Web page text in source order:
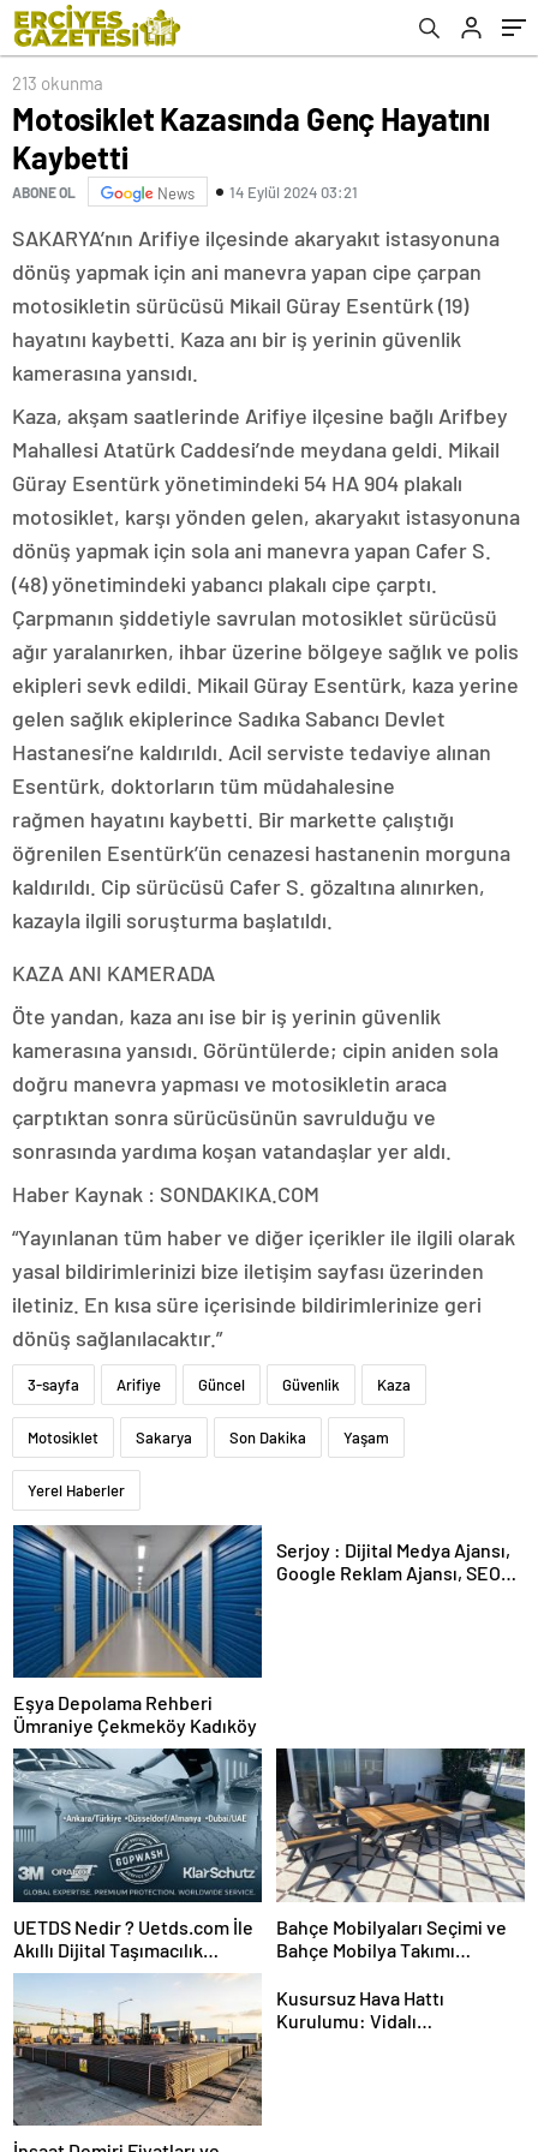
213 okunma
Motosiklet Kazasında Genç Hayatını
Kaybetti
ABONE OL News 14 Eylül 2024 03:21
SAKARYA’nın Arifiye ilçesinde akaryakıt istasyonuna
dönüş yapmak için ani manevra yapan cipe çarpan
motosikletin sürücüsü Mikail Güray Esentürk (19)
hayatını kaybetti. Kaza anı bir iş yerinin güvenlik
kamerasına yansıdı.
Kaza, akşam saatlerinde Arifiye ilçesine bağlı Arifbey
Mahallesi Atatürk Caddesi’nde meydana geldi. Mikail
Güray Esentürk yönetimindeki 54 HA 904 plakalı
motosiklet, karşı yönden gelen, akaryakıt istasyonuna
dönüş yapmak için sola ani manevra yapan Cafer S.
(48) yönetimindeki yabancı plakalı cipe çarptı.
Çarpmanın şiddetiyle savrulan motosiklet sürücüsü
ağır yaralanırken, ihbar üzerine bölgeye sağlık ve polis
ekipleri sevk edildi. Mikail Güray Esentürk, kaza yerine
gelen sağlık ekiplerince Sadıka Sabancı Devlet
Hastanesi’ne kaldırıldı. Acil serviste tedaviye alınan
Esentürk, doktorların tüm müdahalesine
rağmen hayatını kaybetti. Bir markette çalıştığı
öğrenilen Esentürk’ün cenazesi hastanenin morguna
kaldırıldı. Cip sürücüsü Cafer S. gözaltına alınırken,
kazayla ilgili soruşturma başlatıldı.
KAZA ANI KAMERADA
Öte yandan, kaza anı ise bir iş yerinin güvenlik
kamerasına yansıdı. Görüntülerde; cipin aniden sola
doğru manevra yapması ve motosikletin araca
çarptıktan sonra sürücüsünün savrulduğu ve
sonrasında yardıma koşan vatandaşlar yer aldı.
Haber Kaynak : SONDAKIKA.COM
“Yayınlanan tüm haber ve diğer içerikler ile ilgili olarak
yasal bildirimlerinizi bize iletişim sayfası üzerinden
iletiniz. En kısa süre içerisinde bildirimlerinize geri
dönüş sağlanılacaktır.”
3-sayfa Arifiye Güncel Güvenlik Kaza
Motosiklet Sakarya Son Dakika Yaşam
Yerel Haberler
Eşya Depolama Rehberi
Ümraniye Çekmeköy Kadıköy
Serjoy : Dijital Medya Ajansı,
Google Reklam Ajansı, SEO
UETDS Nedir ? Uetds.com İle
Akıllı Dijital Taşımacılık
Yazılımı
Bahçe Mobilyaları Seçimi ve
Bahçe Mobilya Takımı
Kusursuz Hava Hattı
Kurulumu: Vidalı